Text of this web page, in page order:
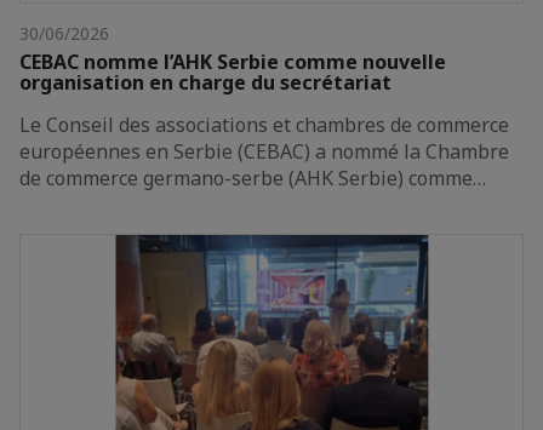
30/06/2026
CEBAC nomme l’AHK Serbie comme nouvelle
organisation en charge du secrétariat
Le Conseil des associations et chambres de commerce
européennes en Serbie (CEBAC) a nommé la Chambre
de commerce germano-serbe (AHK Serbie) comme…